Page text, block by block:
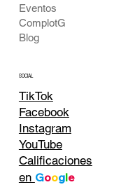
Eventos
ComplotG
Blog
SOCIAL
TikTok
Facebook
Instagram
YouTube
Calificaciones
en Google